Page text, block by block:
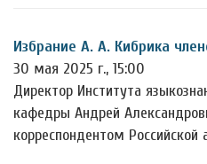
Избрание А. А. Кибрика
30 мая 2025 г., 15:00
Директор Института
кафедры Андрей
корреспондентом Российской